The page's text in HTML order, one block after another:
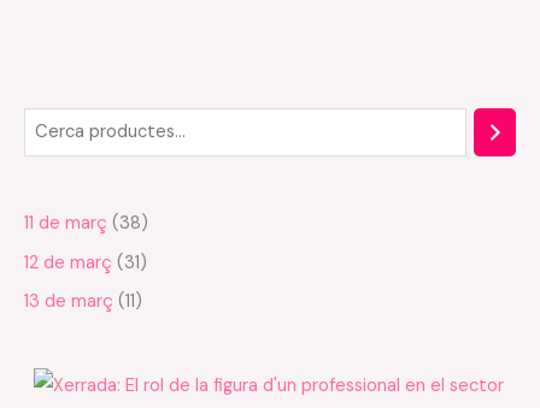
C
e
c
a
11 de març 38
3
8
r
o
d
12 de març 31
3
1
r
o
d
13 de març 11
1
1
r
o
d